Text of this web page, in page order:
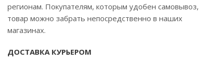
регионам. Покупателям, которым удобен самовывоз,
товар можно забрать непосредственно в наших
магазинах.
ДОСТАВКА КУРЬЕРОМ